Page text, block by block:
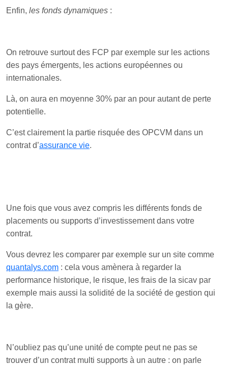
Enfin, les fonds dynamiques :
On retrouve surtout des FCP par exemple sur les actions
des pays émergents, les actions européennes ou
internationales.
Là, on aura en moyenne 30% par an pour autant de perte
potentielle.
C’est clairement la partie risquée des OPCVM dans un
contrat d’assurance vie.
Une fois que vous avez compris les différents fonds de
placements ou supports d’investissement dans votre
contrat.
Vous devrez les comparer par exemple sur un site comme
quantalys.com : cela vous amènera à regarder la
performance historique, le risque, les frais de la sicav par
exemple mais aussi la solidité de la société de gestion qui
la gère.
N’oubliez pas qu’une unité de compte peut ne pas se
trouver d’un contrat multi supports à un autre : on parle